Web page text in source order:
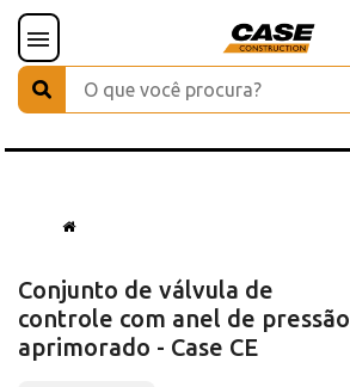
Conjunto de válvula de
controle com anel de pressão
aprimorado - Case CE